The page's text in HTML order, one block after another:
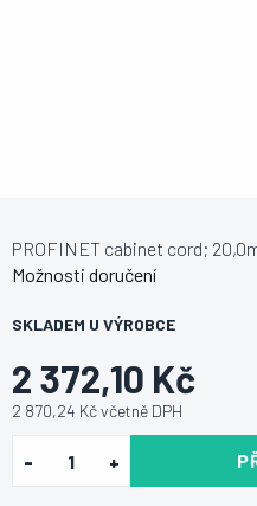
2 372,10 Kč
2 870,24 Kč včetně DPH
SKLADEM U VÝROBCE
Možnosti doručení
PROFINET cabinet cord;